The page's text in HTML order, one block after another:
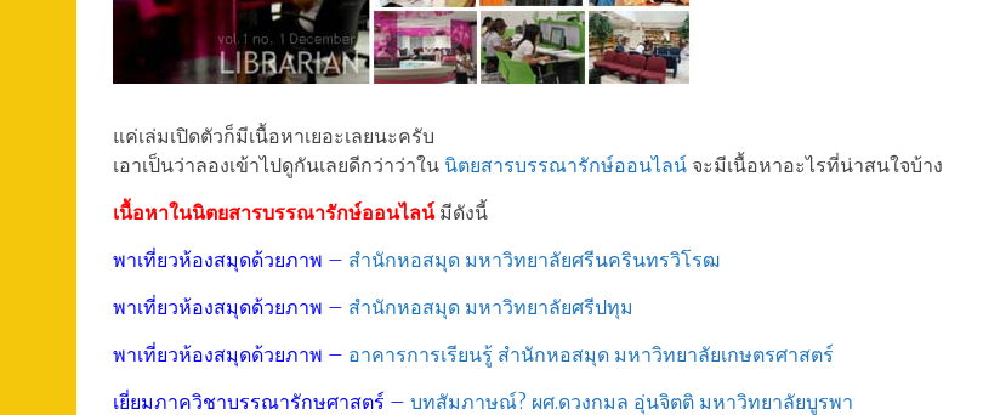
แค่เล่มเปิดตัวก็มีเนื้อหาเยอะเลยนะครับ
เอาเป็นว่าลองเข้าไปดูกันเลยดีกว่าว่าใน นิตยสารบรรณารักษ์ออนไลน์ จะมีเนื้อหาอะไรที่น่าสนใจบ้าง
เนื้อหาในนิตยสารบรรณารักษ์ออนไลน์มีดังนี้
พาเที่ยวห้องสมุดด้วยภาพ – สำนักหอสมุด มหาวิทยาลัยศรีนครินทรวิโรฒ
พาเที่ยวห้องสมุดด้วยภาพ – สำนักหอสมุด มหาวิทยาลัยศรีปทุม
พาเที่ยวห้องสมุดด้วยภาพ – อาคารการเรียนรู้ สำนักหอสมุด มหาวิทยาลัยเกษตรศาสตร์
เยี่ยมภาควิชาบรรณารักษศาสตร์ – บทสัมภาษณ์? ผศ.ดวงกมล อุ่นจิตติ มหาวิทยาลัยบูรพา